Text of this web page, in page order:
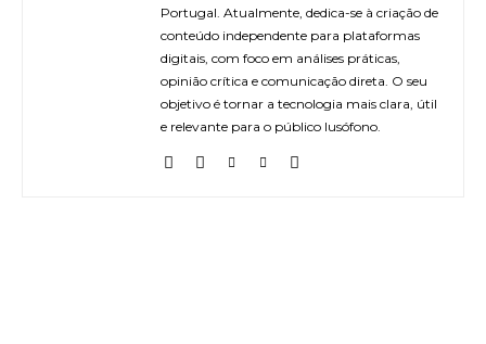
Portugal. Atualmente, dedica-se à criação de
conteúdo independente para plataformas
digitais, com foco em análises práticas,
opinião crítica e comunicação direta. O seu
objetivo é tornar a tecnologia mais clara, útil
e relevante para o público lusófono.